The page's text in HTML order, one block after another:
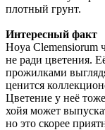
плотный грунт.
Интересный факт
Hoya Clemensiorum
не ради цветения.
прожилками
ценится
Цветение у неё
хойя может
но это скорее